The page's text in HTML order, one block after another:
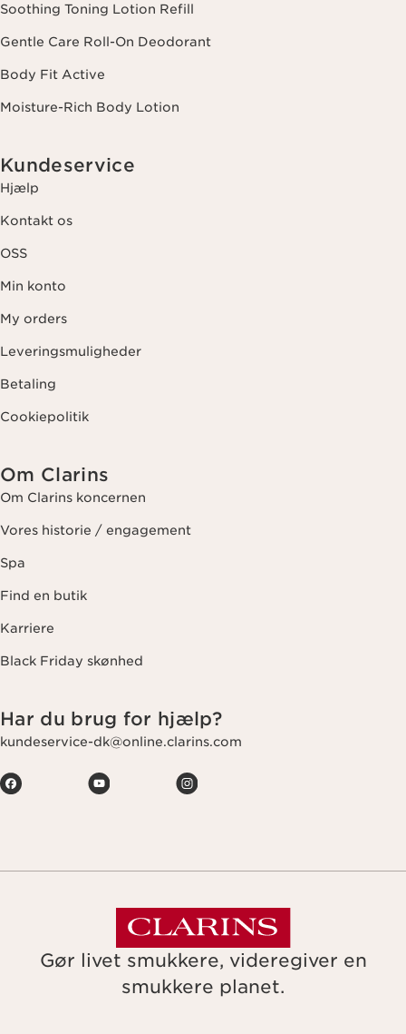
Soothing Toning Lotion Refill
Gentle Care Roll-On Deodorant
Body Fit Active
Moisture-Rich Body Lotion
Kundeservice
Hjælp
Kontakt os
OSS
Min konto
My orders
Leveringsmuligheder
Betaling
Cookiepolitik
Om Clarins
Om Clarins koncernen
Vores historie / engagement
Spa
Find en butik
Karriere
Black Friday skønhed
Har du brug for hjælp?
kundeservice-dk@online.clarins.com
Gør livet smukkere, videregiver en
smukkere planet.